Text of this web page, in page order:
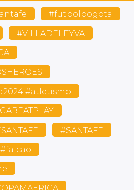
#futbolbogota
#VILLADELEYVA
#atletismo
#SANTAFE
#falcao